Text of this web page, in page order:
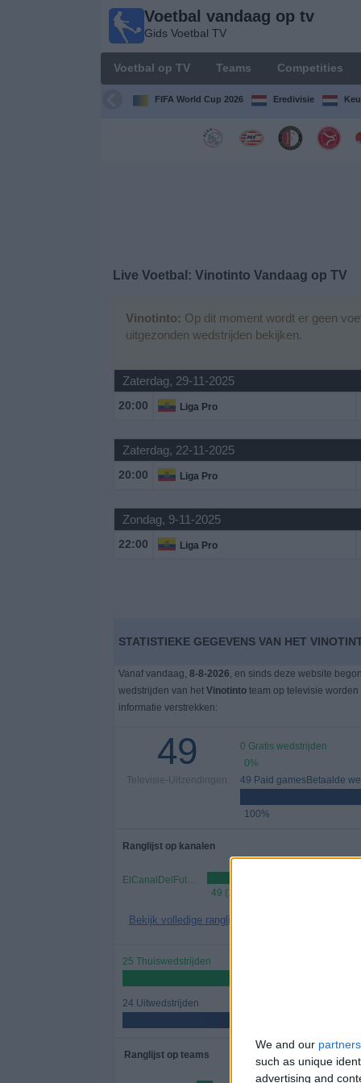
We and our partners
such as unique
advertising and
Voetbal vandaag op tv
Gids Voetbal TV
Voetbal op TV Teams Competities
FIFA World Cup 2026 Eredivisie
Live Voetbal: Vinotinto Vandaag op TV
Vinotinto: Op dit moment wordt er geen
uitgezonden wedstrijden bekijken.
Zaterdag, 29-11-2025
20:00 Liga Pro
Zaterdag, 22-11-2025
20:00 Liga Pro
Zondag, 9-11-2025
22:00 Liga Pro
STATISTIEKE GEGEVENS VAN HET
Vanaf vandaag, 8-8-2026, en sinds deze website
wedstrijden van het Vinotintoteam op televisie worden
informatie verstrekken:
49
Televisie-Uitzendingen
0 Gratis wedstrijden
0%
49 Paid gamesBetaalde
100%
Ranglijst op kanalen
ElCanalDelFutbol.com
49 (100%)
Bekijk volledige ranglijst
25 Thuiswedstrijden
24 Uitwedstrijden
Ranglijst op teams